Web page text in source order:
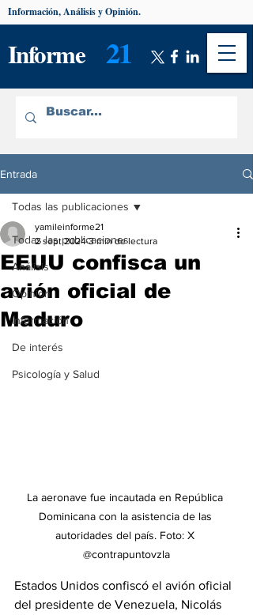
Informe 21
Información, Análisis y Opinión.
Entrada
Todas las publicaciones
Análisis
Opinión
Información
De interés
Psicología y Salud
Todas las publicaciones
EEUU confisca un
avión oficial de
Maduro
yamileinforme21
2 sept 2024 3 min de lectura
La aeronave fue incautada en República
Dominicana con la asistencia de las
autoridades del país. Foto: X
@contrapuntovzla
Estados Unidos confiscó el avión oficial
del presidente de Venezuela, Nicolás